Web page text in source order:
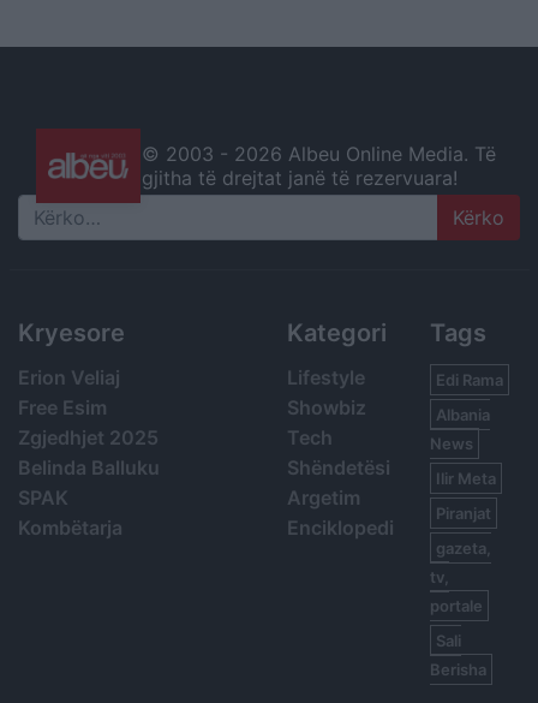
© 2003 - 2026 Albeu Online Media. Të
gjitha të drejtat janë të rezervuara!
Search
Kryesore
Erion Veliaj
Free Esim
Zgjedhjet 2025
Belinda Balluku
SPAK
Kombëtarja
Kategori
Lifestyle
Showbiz
Tech
Shëndetësi
Argetim
Enciklopedi
Tags
Edi Rama
Albania
News
Ilir Meta
Piranjat
gazeta,
tv,
portale
Sali
Berisha